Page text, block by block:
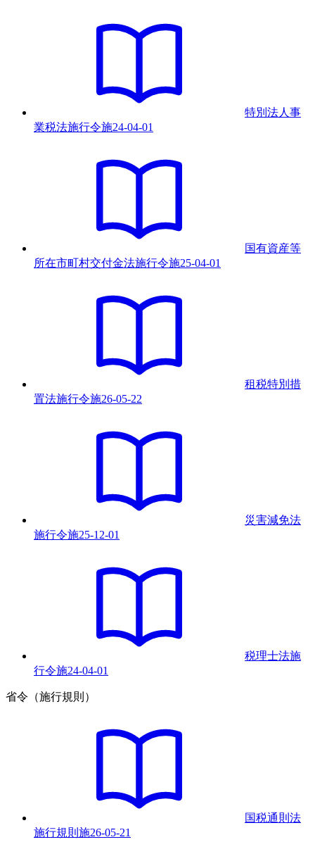
特別法人事
業税法施行令施24-04-01
国有資産等
所在市町村交付金法施行令施25-04-01
租税特別措
置法施行令施26-05-22
災害減免法
施行令施25-12-01
税理士法施
行令施24-04-01
省令（施行規則）
国税通則法
施行規則 施26-05-21